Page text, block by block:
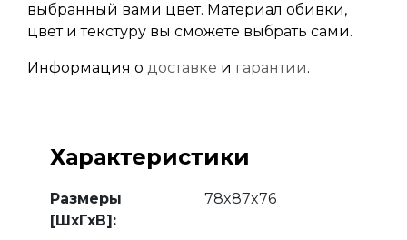
выбранный вами цвет. Материал обивки,
цвет и текстуру вы сможете выбрать сами.
Информация о доставке и гарантии.
Характеристики
Размеры
[ШхГхВ]:
78x87x76